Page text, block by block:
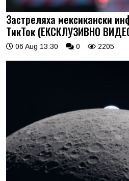
Застреляха мексикански
ТикТок (ЕКСКЛУЗИВНО
06 Aug 13:30 0 2205